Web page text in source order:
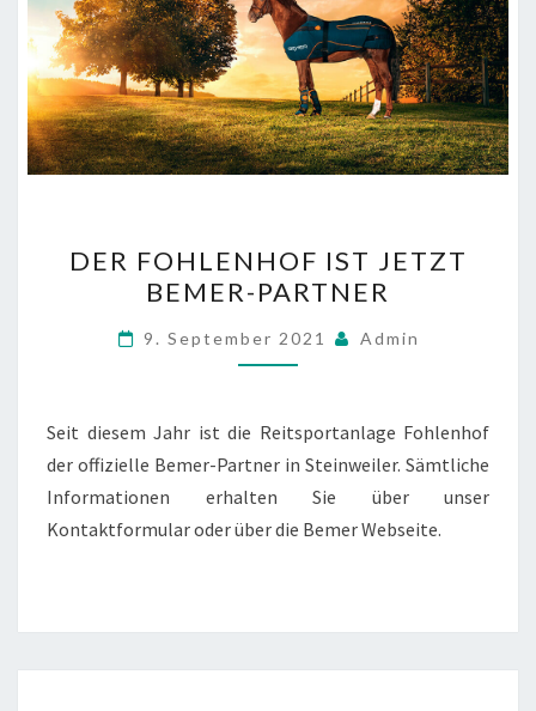
FOHLENHOF
IST
JETZT
BEMER-
DER FOHLENHOF IST JETZT
BEMER-PARTNER
9. September 2021 Admin
Seit diesem Jahr ist die Reitsportanlage Fohlenhof
der offizielle Bemer-Partner in Steinweiler. Sämtliche
Informationen erhalten Sie über unser
Kontaktformular oder über die Bemer Webseite.